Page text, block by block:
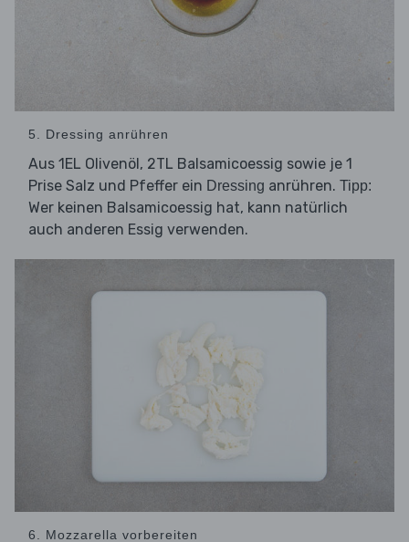
5. Dressing anrühren
Aus 1EL Olivenöl, 2TL Balsamicoessig sowie je 1
Prise Salz und Pfeffer ein Dressing anrühren. Tipp:
Wer keinen Balsamicoessig hat, kann natürlich
auch anderen Essig verwenden.
6. Mozzarella vorbereiten